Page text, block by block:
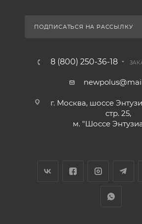
ПОДПИСАТЬСЯ НА РАССЫЛКУ
8 (800) 250-36-18
г. Москва, шоссе
стр. 25,
м. "Шоссе